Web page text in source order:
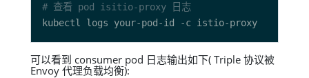
# 查看 pod isitio-proxy 日志
可以看到 consumer pod 日志输出如下( Triple 协议被
Envoy 代理负载均衡):